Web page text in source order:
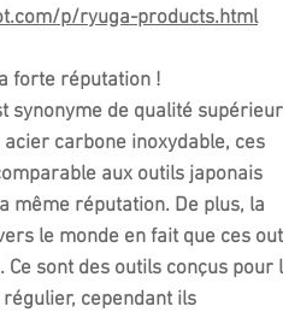
p/ryuga-products.html
forte réputation !
synonyme de qualité
carbone inoxydable, ces
aux outils japonais
même réputation. De plus, la
le monde en fait que ces
sont des outils conçus pour
cependant ils